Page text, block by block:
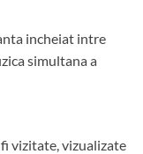
incheiat intre
simultana a
vizitate, vizualizate